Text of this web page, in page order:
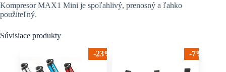
Kompresor MAX1 Mini je spoľahlivý, prenosný a ľahko
použiteľný.
Súvisiace produkty
-23% -7%